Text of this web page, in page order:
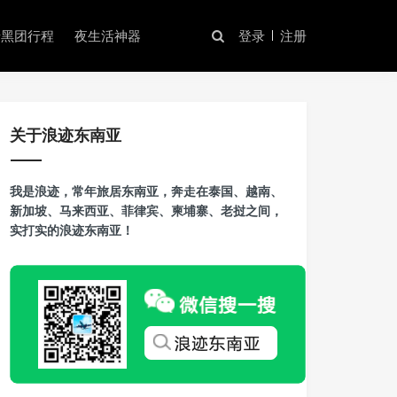
团行程 夜生活神器 登录 注册
关于浪迹东南亚
我是浪迹，常年旅居东南亚，奔走在泰国、越南、
新加坡、马来西亚、菲律宾、柬埔寨、老挝之间，
实打实的浪迹东南亚！